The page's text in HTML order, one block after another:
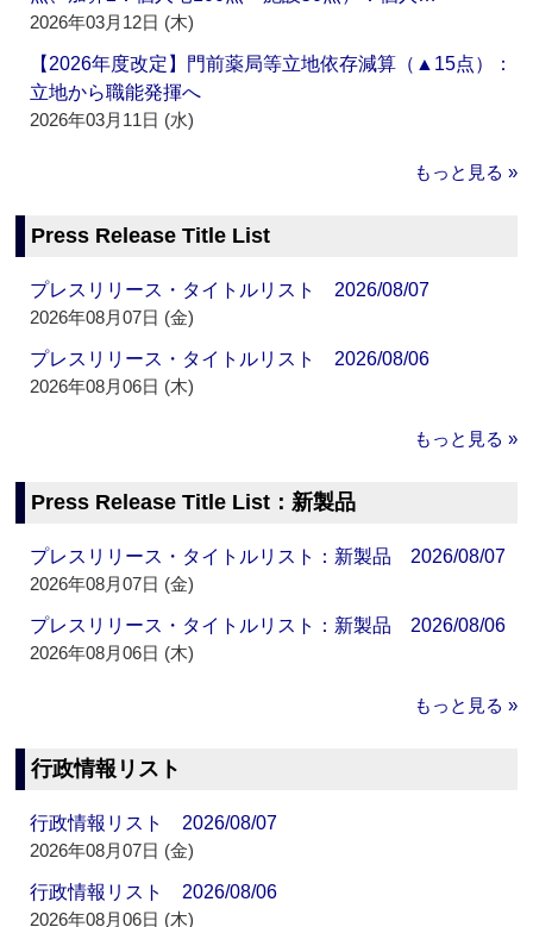
2026年03月12日 (木)
【2026年度改定】門前薬局等立地依存減算（▲15点）：
立地から職能発揮へ
2026年03月11日 (水)
もっと見る »
Press Release Title List
プレスリリース・タイトルリスト 2026/08/07
2026年08月07日 (金)
プレスリリース・タイトルリスト 2026/08/06
2026年08月06日 (木)
もっと見る »
Press Release Title List：新製品
プレスリリース・タイトルリスト：新製品 2026/08/07
2026年08月07日 (金)
プレスリリース・タイトルリスト：新製品 2026/08/06
2026年08月06日 (木)
もっと見る »
行政情報リスト
行政情報リスト 2026/08/07
2026年08月07日 (金)
行政情報リスト 2026/08/06
2026年08月06日 (木)